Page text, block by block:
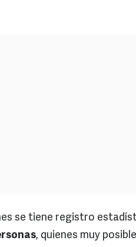
se tiene registro
, quienes muy